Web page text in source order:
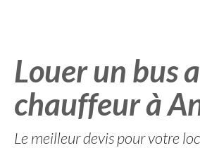
Louer un bus
chauffeur à
Le meilleur devis pour votre